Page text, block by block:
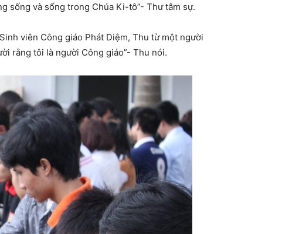
sống và sống trong Chúa Ki-tô”- Thư tâm sự.
viên Công giáo Phát Diệm, Thu từ một người
rằng tôi là người Công giáo”- Thu nói.